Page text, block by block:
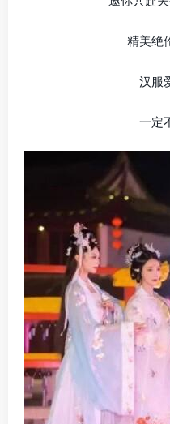
精美绝
汉服
一定